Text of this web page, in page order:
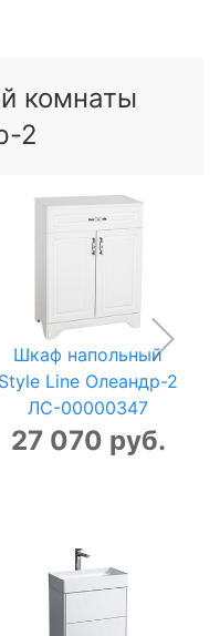
комнаты
2
Шкаф напольный
Style Line Олеандр-2
ЛС-00000347
27 070 руб.